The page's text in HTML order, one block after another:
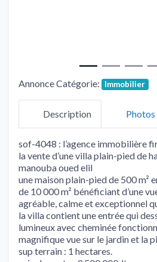
Annonce Catégorie: Immobilier
Description Photos
sof-4048 : l’agence immobilière
la vente d’une villa plain-pied de
manouba oued elil
une maison plain-pied de 500 m²
de 10 000 m² bénéficiant d’une
agréable, calme et exceptionnel
la villa contient une entrée qui
lumineux avec cheminée
magnifique vue sur le jardin et la
sup terrain : 1 hectares.